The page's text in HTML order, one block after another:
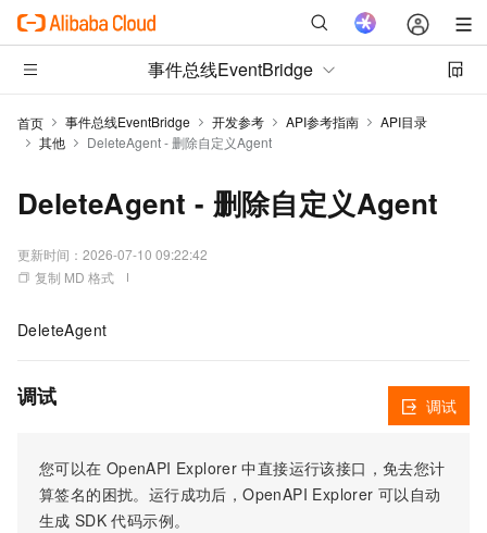
事件总线EventBridge
首页 事件总线EventBridge 开发参考 API参考指南
API目录
其他
DeleteAgent - 删除自定义Agent
DeleteAgent - 删除自定义Agent
更新时间： 2026-07-10 09:22:42
复制 MD 格式
DeleteAgent
调试
您可以在 OpenAPI Explorer 中直接运行该接口，免去您计
算签名的困扰。运行成功后，OpenAPI Explorer 可以自动
生成 SDK 代码示例。
调试